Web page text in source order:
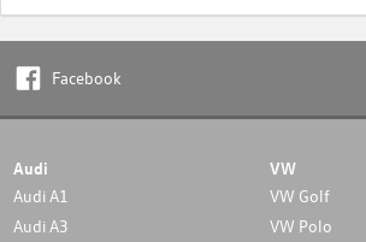
Facebook
Audi
Audi A1
Audi A3
VW
VW Golf
VW Polo